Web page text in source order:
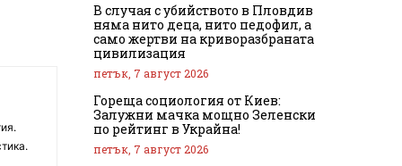
В случая с убийството в Пловдив
няма нито деца, нито педофил, а
само жертви на криворазбраната
цивилизация
петък, 7 август 2026
Гореща социология от Киев:
Залужни мачка мощно Зеленски
по рейтинг в Украйна!
петък, 7 август 2026